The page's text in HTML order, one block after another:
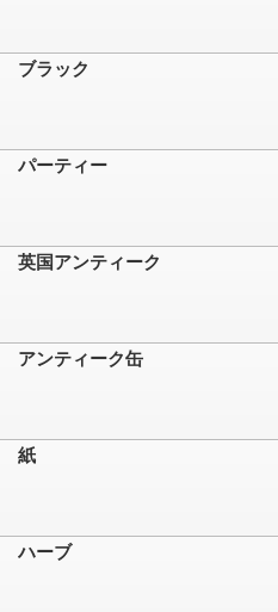
ブラック
パーティー
英国アンティーク
アンティーク缶
紙
ハーブ